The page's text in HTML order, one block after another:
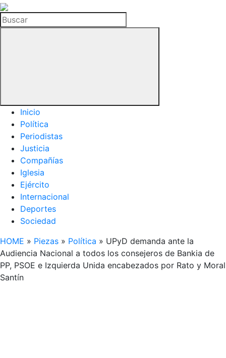
La
Hemeroteca
del
Buscar
Inicio
Política
Periodistas
Justicia
Compañías
Iglesia
Ejército
Internacional
Deportes
Sociedad
HOME » Piezas » Política » UPyD demanda ante la
Audiencia Nacional a todos los consejeros de Bankia de
PP, PSOE e Izquierda Unida encabezados por Rato y Moral
Santín